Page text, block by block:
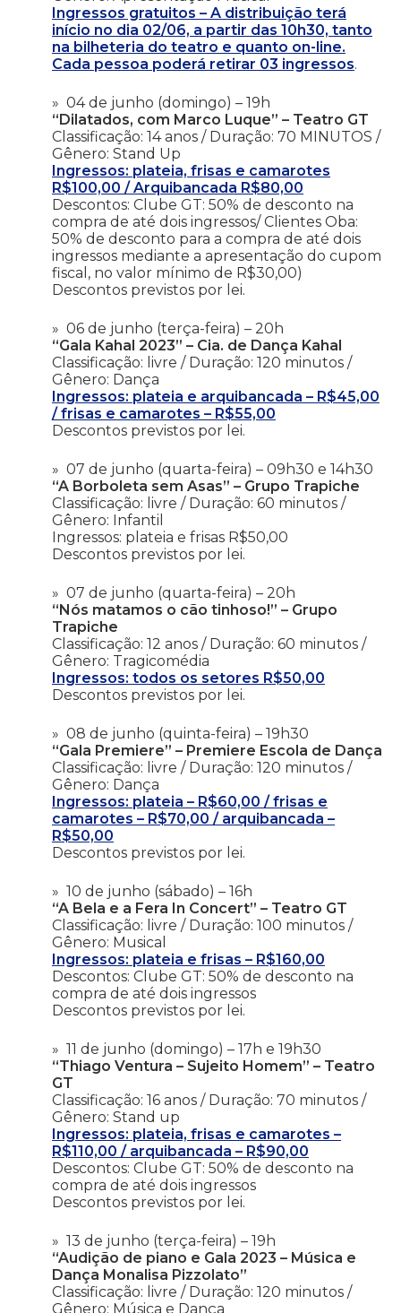
Ingressos gratuitos – A distribuição terá
início no dia 02/06, a partir das 10h30, tanto
na bilheteria do teatro e quanto on-line.
Cada pessoa poderá retirar 03 ingressos.
04 de junho (domingo) – 19h
“Dilatados, com Marco Luque” – Teatro GT
Classificação: 14 anos / Duração: 70 MINUTOS /
Gênero: Stand Up
Ingressos: plateia, frisas e camarotes
R$100,00 / Arquibancada R$80,00
Descontos: Clube GT: 50% de desconto na
compra de até dois ingressos/ Clientes Oba:
50% de desconto para a compra de até dois
ingressos mediante a apresentação do cupom
fiscal, no valor mínimo de R$30,00)
Descontos previstos por lei.
06 de junho (terça-feira) – 20h
“Gala Kahal 2023” – Cia. de Dança Kahal
Classificação: livre / Duração: 120 minutos /
Gênero: Dança
Ingressos: plateia e arquibancada – R$45,00
/ frisas e camarotes – R$55,00
Descontos previstos por lei.
07 de junho (quarta-feira) – 09h30 e 14h30
“A Borboleta sem Asas” – Grupo Trapiche
Classificação: livre / Duração: 60 minutos /
Gênero: Infantil
Ingressos: plateia e frisas R$50,00
Descontos previstos por lei.
07 de junho (quarta-feira) – 20h
“Nós matamos o cão tinhoso!” – Grupo
Trapiche
Classificação: 12 anos / Duração: 60 minutos /
Gênero: Tragicomédia
Ingressos: todos os setores R$50,00
Descontos previstos por lei.
08 de junho (quinta-feira) – 19h30
“Gala Premiere” – Premiere Escola de Dança
Classificação: livre / Duração: 120 minutos /
Gênero: Dança
Ingressos: plateia – R$60,00 / frisas e
camarotes – R$70,00 / arquibancada –
R$50,00
Descontos previstos por lei.
10 de junho (sábado) – 16h
“A Bela e a Fera In Concert” – Teatro GT
Classificação: livre / Duração: 100 minutos /
Gênero: Musical
Ingressos: plateia e frisas – R$160,00
Descontos: Clube GT: 50% de desconto na
compra de até dois ingressos
Descontos previstos por lei.
11 de junho (domingo) – 17h e 19h30
“Thiago Ventura – Sujeito Homem” – Teatro
GT
Classificação: 16 anos / Duração: 70 minutos /
Gênero: Stand up
Ingressos: plateia, frisas e camarotes –
R$110,00 / arquibancada – R$90,00
Descontos: Clube GT: 50% de desconto na
compra de até dois ingressos
Descontos previstos por lei.
13 de junho (terça-feira) – 19h
“Audição de piano e Gala 2023 – Música e
Dança Monalisa Pizzolato”
Classificação: livre / Duração: 120 minutos /
Gênero: Música e Dança